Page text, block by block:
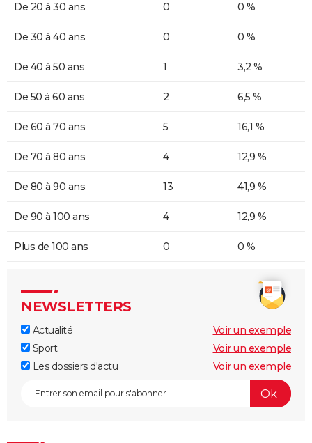
De 20 à 30 ans 0 0 %
De 30 à 40 ans 0 0 %
De 40 à 50 ans 1 3,2 %
De 50 à 60 ans 2 6,5 %
De 60 à 70 ans 5 16,1 %
De 70 à 80 ans 4 12,9 %
De 80 à 90 ans 13 41,9 %
De 90 à 100 ans 4 12,9 %
Plus de 100 ans 0 0 %
NEWSLETTERS
Actualité
Voir un exemple
Sport
Voir un exemple
Les dossiers d'actu
Voir un exemple